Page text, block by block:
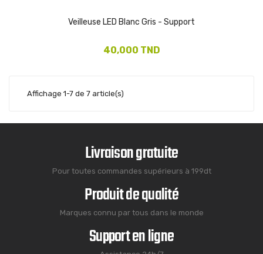
Veilleuse LED Blanc Gris - Support
40,000 TND
Affichage 1-7 de 7 article(s)
Livraison gratuite
Pour toutes commandes supérieurs à 199dt
Produit de qualité
Marques connu par tous dans le monde
Support en ligne